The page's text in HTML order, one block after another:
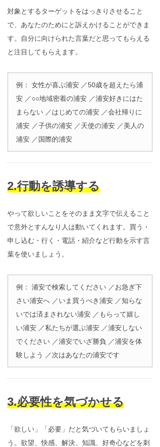
対象とするターゲットをはっきりさせること
で、あなたのためにと訴えかけることができま
す。自分に向けられた言葉だと思ってもらえる
と注目してもらえます。
例： 女性が喜ぶ浦安 ／50歳を超えたら浦
安 ／○○地域密着の浦安 ／浦安好きにはた
まらない ／はじめての浦安 ／会社帰りに
浦安 ／子供の浦安 ／天使の浦安 ／美人の
浦安 ／国際的浦安
2.行動を誘導する
やって欲しいことをそのまま文字で伝えること
で意外とすんなり人は動いてくれます。買う・
申し込む・行く・電話・紹介など行動を示す言
葉を使いましょう。
例： 浦安で検索してください ／お急ぎ下
さい浦安へ ／いま買うべき浦安 ／知らな
いでは済まされない浦安 ／もらって嬉し
い浦安 ／私たちが選ぶ浦安 ／浦安しない
でください ／浦安でいざ勝負 ／浦安を体
験しよう ／次はあなたの浦安です
3.必要性を気づかせる
「欲しい」「必要」だと気づいてもらいましょ
う。欲望、快感、解決、知識、好奇心などを刺